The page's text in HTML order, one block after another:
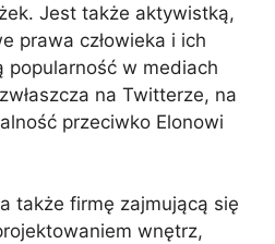
Jest także aktywistką,
prawa człowieka i ich
popularność w mediach
na Twitterze, na
przeciwko Elonowi
także firmę zajmującą się
wnętrz,